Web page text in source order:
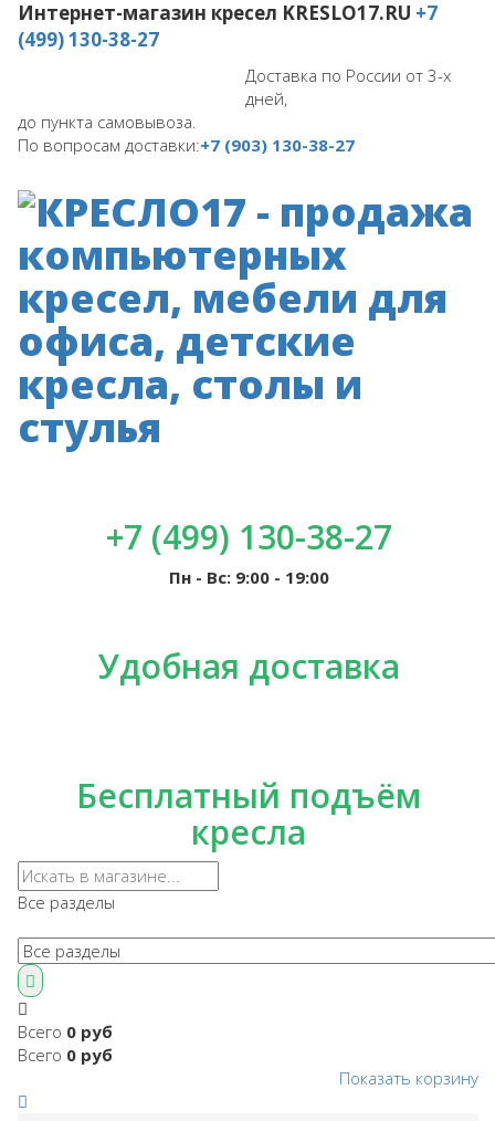
Интернет-магазин кресел KRESLO17.RU +7
(499) 130-38-27
Доставка по России от 3-х
дней,
до пункта самовывоза.
По вопросам доставки:+7 (903) 130-38-27
+7 (499) 130-38-27
Пн - Вс: 9:00 - 19:00
Удобная доставка
Бесплатный подъём
кресла
Все разделы
Всего 0 руб
Всего 0 руб
Показать корзину